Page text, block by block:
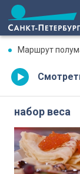
Маршрут полумарафона
набор веса